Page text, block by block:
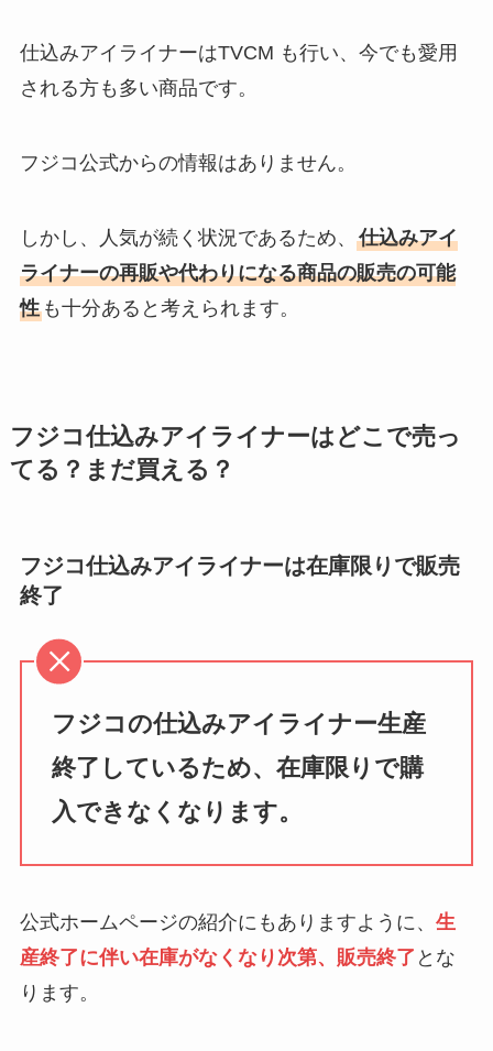
仕込みアイライナーはTVCM も行い、今でも愛用
される方も多い商品です。
フジコ公式からの情報はありません。
しかし、人気が続く状況であるため、 仕込みアイ
ライナーの再販や代わりになる商品の販売の可能
性も十分あると考えられます。
フジコ仕込みアイライナーはどこで売っ
てる？まだ買える？
フジコ仕込みアイライナーは在庫限りで販売
終了
フジコの仕込みアイライナー生産
終了しているため、在庫限りで購
入できなくなります。
公式ホームページの紹介にもありますように、 生
産終了に伴い在庫がなくなり次第、販売終了 とな
ります。